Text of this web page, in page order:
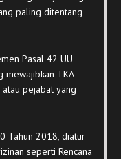
paling ditentang
Pasal 42 UU
mewajibkan TKA
pejabat yang
Tahun 2018, diatur
seperti Rencana